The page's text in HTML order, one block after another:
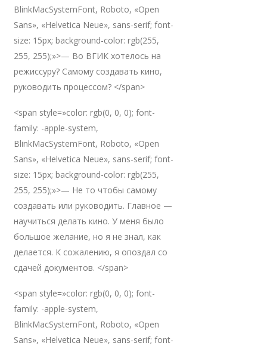
BlinkMacSystemFont, Roboto, «Open
Sans», «Helvetica Neue», sans-serif; font-
size: 15px; background-color: rgb(255,
255, 255);»>— Во ВГИК хотелось на
режиссуру? Самому создавать кино,
руководить процессом? </span>
<span style=»color: rgb(0, 0, 0); font-
family: -apple-system,
BlinkMacSystemFont, Roboto, «Open
Sans», «Helvetica Neue», sans-serif; font-
size: 15px; background-color: rgb(255,
255, 255);»>— Не то чтобы самому
создавать или руководить. Главное —
научиться делать кино. У меня было
большое желание, но я не знал, как
делается. К сожалению, я опоздал со
сдачей документов. </span>
<span style=»color: rgb(0, 0, 0); font-
family: -apple-system,
BlinkMacSystemFont, Roboto, «Open
Sans», «Helvetica Neue», sans-serif; font-